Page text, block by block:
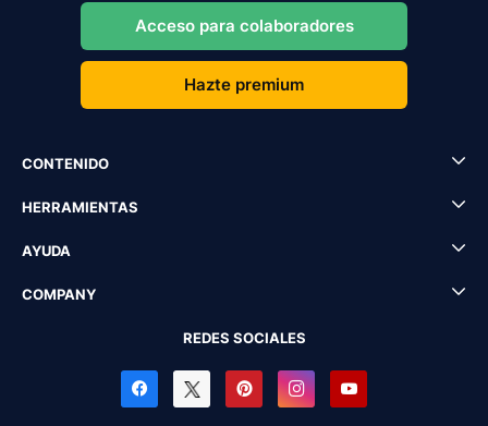
Acceso para colaboradores
Hazte premium
CONTENIDO
HERRAMIENTAS
AYUDA
COMPANY
REDES SOCIALES